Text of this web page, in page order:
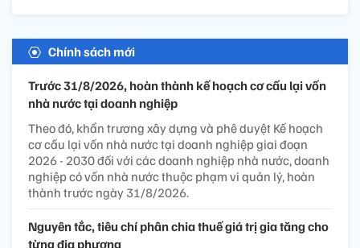
Chính sách mới
Trước 31/8/2026, hoàn thành kế hoạch cơ cấu lại vốn
nhà nước tại doanh nghiệp
Theo đó, khẩn trương xây dựng và phê duyệt Kế hoạch
cơ cấu lại vốn nhà nước tại doanh nghiệp giai đoạn
2026 - 2030 đối với các doanh nghiệp nhà nước, doanh
nghiệp có vốn nhà nước thuộc phạm vi quản lý, hoàn
thành trước ngày 31/8/2026.
Nguyên tắc, tiêu chí phân chia thuế giá trị gia tăng cho
từng địa phương